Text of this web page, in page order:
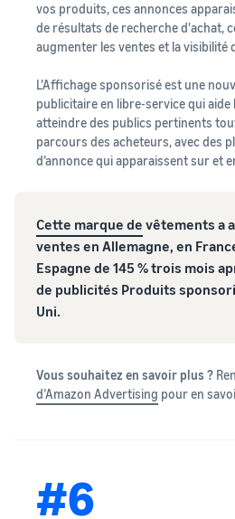
vos produits, ces annonces
de résultats de recherche d'achat,
augmenter les ventes et la visibilité
L’Affichage sponsorisé est une
publicitaire en libre-service qui aide
atteindre des publics pertinents
parcours des acheteurs, avec des
d’annonce qui apparaissent sur et
Cette marque de vêtements a
ventes en Allemagne, en
Espagne de 145 % trois mois
de publicités Produits
Uni.
Vous souhaitez en savoir plus ?
d’Amazon Advertising pour en
#6